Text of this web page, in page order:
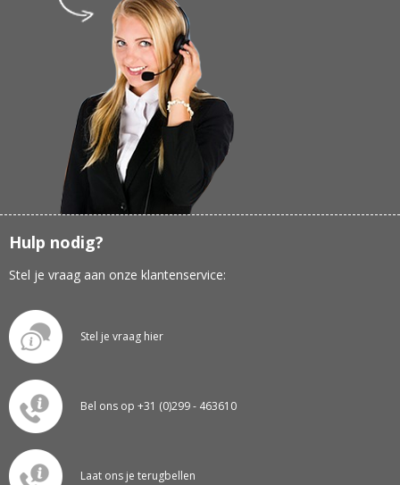
Hulp nodig?
Stel je vraag aan onze klantenservice:
Stel je vraag hier
Bel ons op +31 (0)299 - 463610
Laat ons je terugbellen